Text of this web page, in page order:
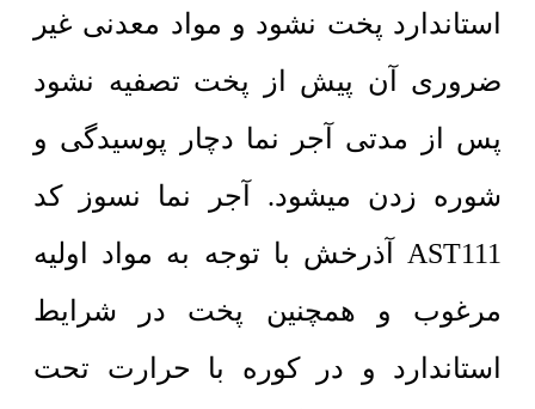
استاندارد پخت نشود و مواد معدنی غیر
ضروری آن پیش از پخت تصفیه نشود
پس از مدتی آجر نما دچار پوسیدگی و
شوره زدن میشود. آجر نما نسوز کد
AST111 آذرخش با توجه به مواد اولیه
مرغوب و همچنین پخت در شرایط
استاندارد و در کوره با حرارت تحت